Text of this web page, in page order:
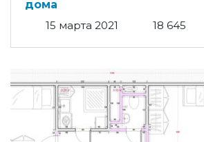
дома
15 марта 2021
18 645